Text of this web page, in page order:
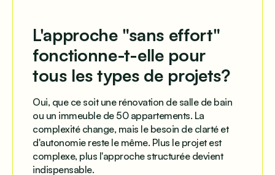
L'approche "sans effort"
fonctionne-t-elle pour
tous les types de projets?
Oui, que ce soit une rénovation de salle de bain
ou un immeuble de 50 appartements. La
complexité change, mais le besoin de clarté et
d'autonomie reste le même. Plus le projet est
complexe, plus l'approche structurée devient
indispensable.